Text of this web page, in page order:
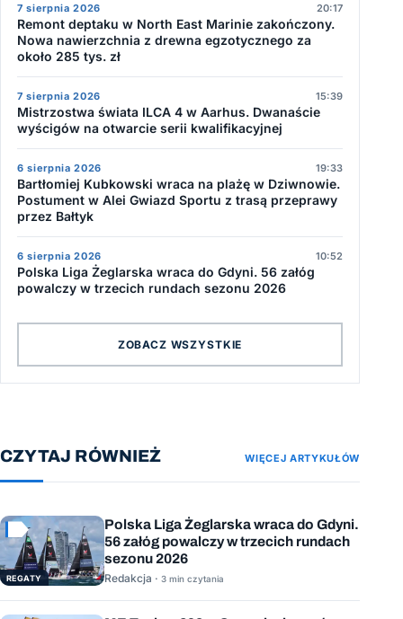
7 sierpnia 2026 20:17
Remont deptaku w North East Marinie zakończony.
Nowa nawierzchnia z drewna egzotycznego za
około 285 tys. zł
7 sierpnia 2026 15:39
Mistrzostwa świata ILCA 4 w Aarhus. Dwanaście
wyścigów na otwarcie serii kwalifikacyjnej
6 sierpnia 2026 19:33
Bartłomiej Kubkowski wraca na plażę w Dziwnowie.
Postument w Alei Gwiazd Sportu z trasą przeprawy
przez Bałtyk
6 sierpnia 2026 10:52
Polska Liga Żeglarska wraca do Gdyni. 56 załóg
powalczy w trzecich rundach sezonu 2026
ZOBACZ WSZYSTKIE
CZYTAJ RÓWNIEŻ WIĘCEJ ARTYKUŁÓW
REGATY
Polska Liga Żeglarska wraca do Gdyni.
56 załóg powalczy w trzecich rundach
sezonu 2026
Redakcja · 3 min czytania